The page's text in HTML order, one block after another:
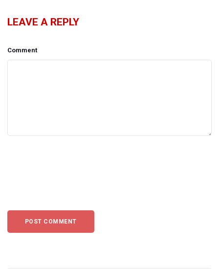
LEAVE A REPLY
Comment